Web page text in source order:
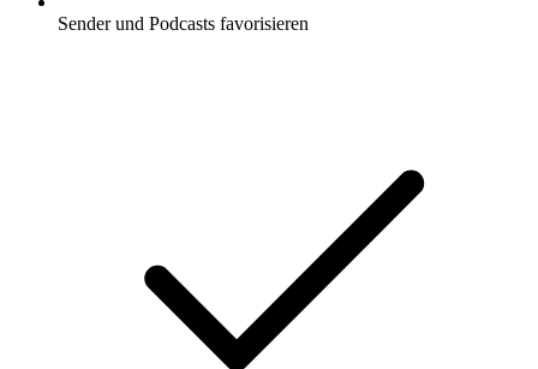
Sender und Podcasts favorisieren